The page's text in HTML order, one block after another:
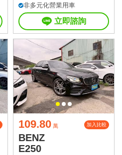
非多元化營業用車
立即諮詢
109.80 萬 加入比較
BENZ
E250